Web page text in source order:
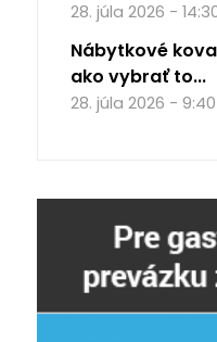
28. júla 2026 -
Nábytkové
ako vybrať to...
28. júla 2026 - 9:40